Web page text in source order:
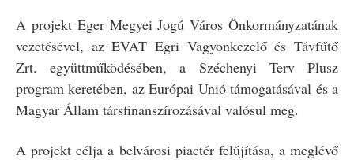
A projekt Eger Megyei Jogú Város Önkormányzatának
vezetésével, az EVAT Egri Vagyonkezelő és Távfűtő
Zrt. együttműködésében, a Széchenyi Terv Plusz
program keretében, az Európai Unió támogatásával és a
Magyar Állam társfinanszírozásával valósul meg.
A projekt célja a belvárosi piactér felújítása, a meglévő